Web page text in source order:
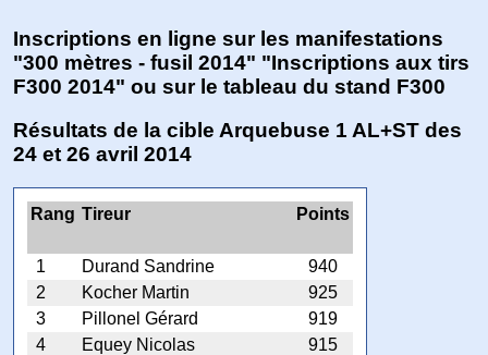
Inscriptions en ligne sur les manifestations
"300 mètres - fusil 2014" "Inscriptions aux tirs
F300 2014" ou sur le tableau du stand F300
Résultats de la cible Arquebuse 1 AL+ST des
24 et 26 avril 2014
Rang Tireur Points
1 Durand Sandrine
940
2
Kocher Martin
925
3
Pillonel Gérard
919
4
Equey Nicolas
915